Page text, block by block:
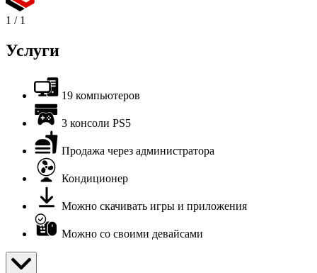
1 / 1
Услуги
19 компьютеров
3 консоли PS5
Продажа через администратора
Кондиционер
Можно скачивать игры и приложения
Можно со своими девайсами